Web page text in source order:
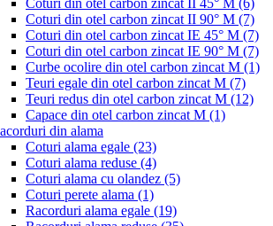
Coturi din otel carbon zincat II 45° M (6)
Coturi din otel carbon zincat II 90° M (7)
Coturi din otel carbon zincat IE 45° M (7)
Coturi din otel carbon zincat IE 90° M (7)
Curbe ocolire din otel carbon zincat M (1)
Teuri egale din otel carbon zincat M (7)
Teuri redus din otel carbon zincat M (12)
Capace din otel carbon zincat M (1)
din alama
Coturi alama egale (23)
Coturi alama reduse (4)
Coturi alama cu olandez (5)
Coturi perete alama (1)
Racorduri alama egale (19)